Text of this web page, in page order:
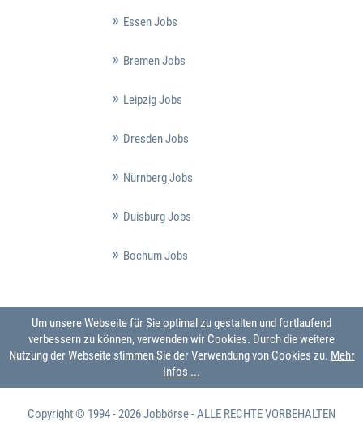
Essen Jobs
Bremen Jobs
Leipzig Jobs
Dresden Jobs
Nürnberg Jobs
Duisburg Jobs
Bochum Jobs
Um unsere Webseite für Sie optimal zu gestalten und fortlaufend
verbessern zu können, verwenden wir Cookies. Durch die weitere
Nutzung der Webseite stimmen Sie der Verwendung von Cookies zu. Mehr
Infos ...
Copyright © 1994 - 2026Jobbörse- ALLE RECHTE VORBEHALTEN